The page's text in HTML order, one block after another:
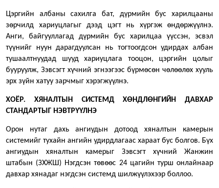
Цэргийн албаны сахилга бат, дүрмийн бус харилцааны
зөрчилд хариуцлагыг дээд цэгт нь хүргэж өндөржүүлнэ.
Анги, байгууллагад дүрмийн бус харилцаа үүссэн, эсвэл
түүнийг нуун дарагдуулсан нь тогтоогдсон удирдах албан
тушаалтнуудад шууд хариуцлага тооцон, цэргийн цолыг
бууруулж, Зэвсэгт хүчний эгнээгээс бүрмөсөн чөлөөлөх хууль
эрх зүйн хатуу зарчмыг хэрэгжүүлнэ.
ХОЁР. ХЯНАЛТЫН СИСТЕМД ХӨНДЛӨНГИЙН ДАВХАР
СТАНДАРТЫГ НЭВТРҮҮЛНЭ
Орон нутаг дахь ангиудын дотоод хяналтын камерын
системийг тухайн ангийн удирдлагаас хараат бус болгов. Бүх
ангиудын хяналтын камерыг Зэвсэгт хүчний Жанжин
штабын (ЗХЖШ) Нэгдсэн төвөөс 24 цагийн турш онлайнаар
давхар хянадаг нэгдсэн системд шилжүүлэхээр боллоо.